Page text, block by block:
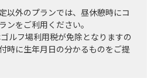
以外のプランでは、昼休憩時にコ
ンをご利用ください。
ルフ場利用税が免除となりますの
時に生年月日の分かるものをご提